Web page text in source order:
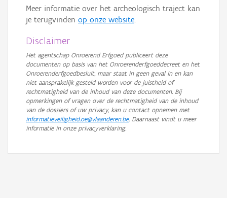
Meer informatie over het archeologisch traject kan
je terugvinden op onze website.
Disclaimer
Het agentschap Onroerend Erfgoed publiceert deze
documenten op basis van het Onroerenderfgoeddecreet en het
Onroerenderfgoedbesluit, maar staat in geen geval in en kan
niet aansprakelijk gesteld worden voor de juistheid of
rechtmatigheid van de inhoud van deze documenten. Bij
opmerkingen of vragen over de rechtmatigheid van de inhoud
van de dossiers of uw privacy, kan u contact opnemen met
informatieveiligheid.oe@vlaanderen.be. Daarnaast vindt u meer
informatie in onze privacyverklaring.